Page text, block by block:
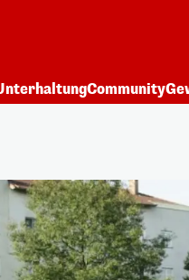
Community